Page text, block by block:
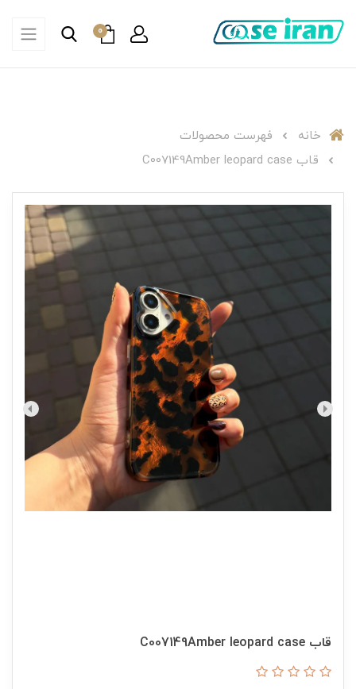
0
خانه
فهرست محصولات
قاب C007149Amber leopard case
قاب C007149Amber leopard case